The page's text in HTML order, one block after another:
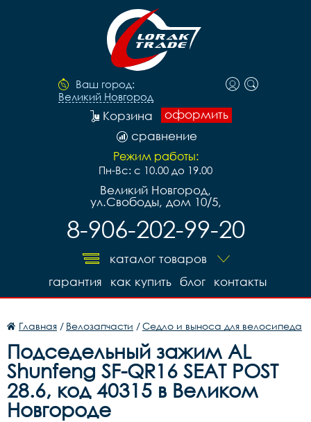
Ваш город:
Великий Новгород
оформить
Корзина
сравнение
Режим работы:
Пн-Вс: с 10.00 до 19.00
Великий Новгород,
ул.Свободы, дом 10/5,
8-906-202-99-20
каталог товаров
контакты
блог
как купить
гарантия
Главная / Велозапчасти /Седло и выноса для велосипеда
Подседельный зажим AL
Shunfeng SF-QR16 SEAT POST
28.6, код 40315 в Великом
Новгороде